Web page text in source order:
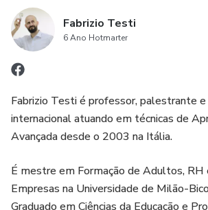
Fabrizio Testi
6 Ano Hotmarter
Fabrizio Testi é professor, palestrante
internacional atuando em técnicas de
Avançada desde o 2003 na Itália.
É mestre em Formação de Adultos, RH
Empresas na Universidade de Milão-
Graduado em Ciências da Educação e